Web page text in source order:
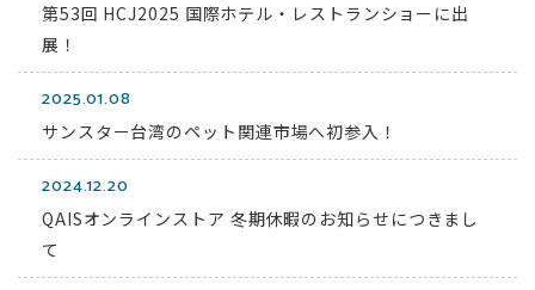
第53回 HCJ2025 国際ホテル・レストランショーに出
展！
2025.01.08
サンスター台湾のペット関連市場へ初参入！
2024.12.20
QAISオンラインストア 冬期休暇のお知らせにつきまし
て